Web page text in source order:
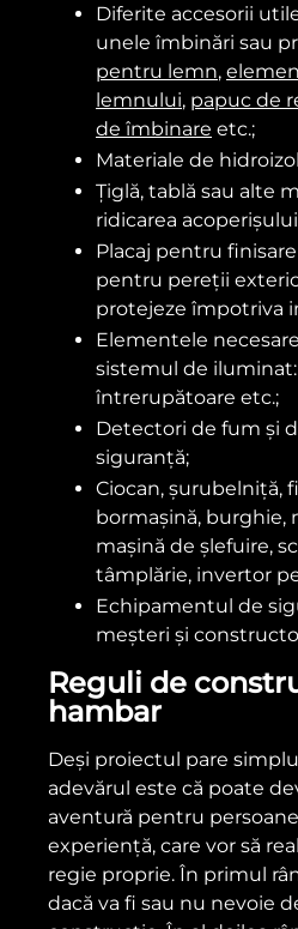
Diferite accesorii
unele îmbinări sau
pentru lemn,
lemnului, papuc de
de îmbinare etc.;
Materiale de
Țiglă, tablă sau alte
ridicarea
Placaj pentru
pentru pereții
protejeze împotriva
Elementele
sistemul de iluminat:
întrerupătoare etc.;
Detectori de fum și
siguranță;
Ciocan, șurubelniță,
bormașină, burghie,
mașină de șlefuire,
tâmplărie, invertor
Echipamentul de
meșteri și
Reguli de
hambar
Deși proiectul pare
adevărul este că poate
aventură pentru
experiență, care vor să
regie proprie. În primul
dacă va fi sau nu nevoie